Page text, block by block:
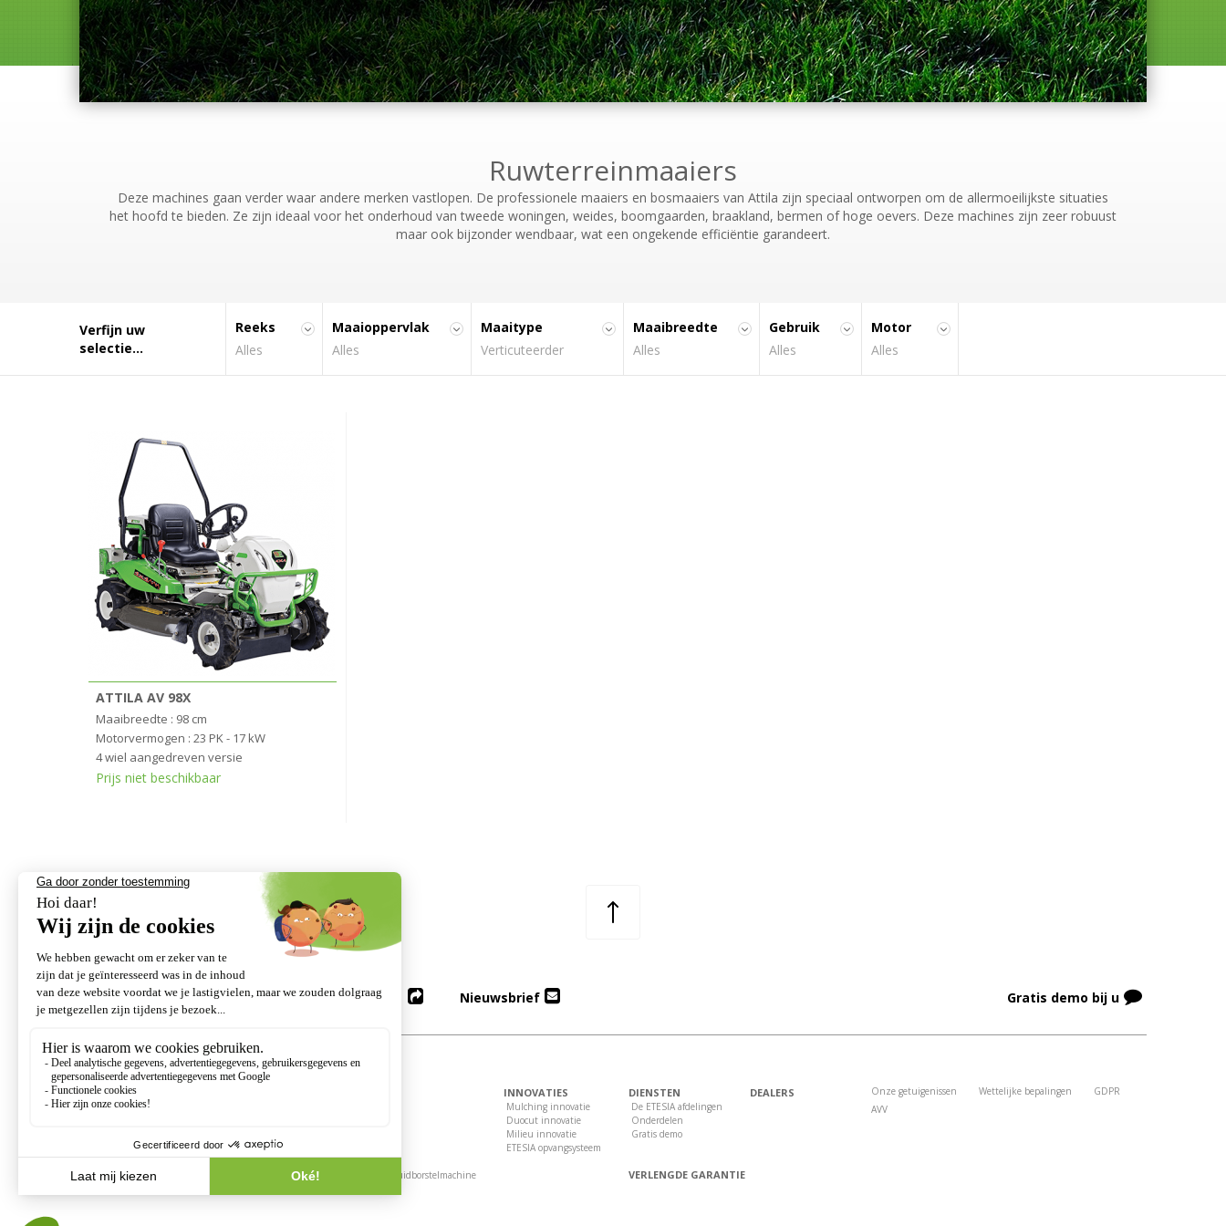
BEKIJK ALLE ZITMAAIERS
21 modellen
Sportvelden
Toebehoren
Reeks
BAHIA (6)
Buffalo 100 (4)
HYDRO 124 (3)
HYDRO 80-2 (4)
Motor
Diesel (6)
Benzine (9)
Electric (2)
BEKIJK ALLE BOSMAAIERS
8 modellen
Toebehoren
Reeks
Attila (8)
Ruwterreinmaaiers
Deze machines gaan verder waar andere merken vastlopen. De professionele maaiers en bosmaaiers van Attila zijn speciaal ontworpen om de allermoeilijkste situaties
het hoofd te bieden. Ze zijn ideaal voor het onderhoud van tweede woningen, weides, boomgaarden, braakland, bermen of hoge oevers. Deze machines zijn zeer robuust
maar ook bijzonder wendbaar, wat een ongekende efficiëntie garandeert.
Verfijn uw
selectie...
Reeks
Alles
Maaioppervlak
Alles
Maaitype
Verticuteerder
Maaibreedte
Alles
Gebruik
Alles
Motor
Alles
ATTILA AV 98X
Maaibreedte : 98 cm
Motorvermogen : 23 PK - 17 kW
4 wiel aangedreven versie
Prijs niet beschikbaar
Volg ons Deel de ETESIA website Nieuwsbrief Gratis demo bij u
Onze getuigenissen Wettelijke bepalingen
GDPR
AVV
Ruwterreinmaaiers
Transport en onderhoud
Verticuteermachine en Onkruidborstelmachine
INNOVATIES
Mulching innovatie
Duocut innovatie
Milieu innovatie
ETESIA opvangsysteem
DIENSTEN
De ETESIA afdelingen
Onderdelen
Gratis demo
DEALERS
VERLENGDE GARANTIE